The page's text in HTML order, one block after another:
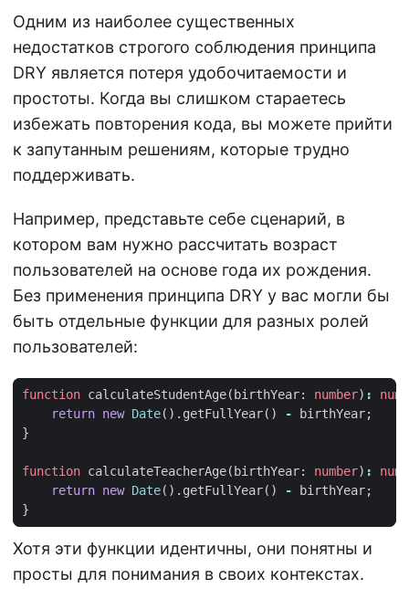
Одним из наиболее существенных
недостатков строгого соблюдения принципа
DRY является потеря удобочитаемости и
простоты. Когда вы слишком стараетесь
избежать повторения кода, вы можете прийти
к запутанным решениям, которые трудно
поддерживать.
Например, представьте себе сценарий, в
котором вам нужно рассчитать возраст
пользователей на основе года их рождения.
Без применения принципа DRY у вас могли бы
быть отдельные функции для разных ролей
пользователей:
function calculateStudentAge( birthYear: number) :
return new Date(). getFullYear() - birthYear;
}
function calculateTeacherAge( birthYear: number) :
return new Date(). getFullYear() - birthYear;
}
Хотя эти функции идентичны, они понятны и
просты для понимания в своих контекстах.